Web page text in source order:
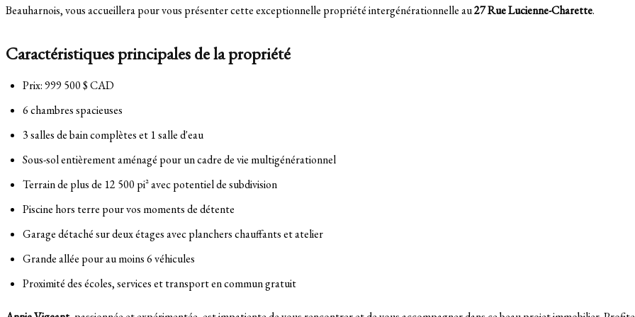
Beauharnois, vous accueillera pour vous présenter cette exceptionnelle propriété intergénérationnelle au27 Rue Lucienne-Charette.
Caractéristiques principales de la propriété
Prix: 999 500 $ CAD
6 chambres spacieuses
3 salles de bain complètes et 1 salle d'eau
Sous-sol entièrement aménagé pour un cadre de vie multigénérationnel
Terrain de plus de 12 500 pi² avec potentiel de subdivision
Piscine hors terre pour vos moments de détente
Garage détaché sur deux étages avec planchers chauffants et atelier
Grande allée pour au moins 6 véhicules
Proximité des écoles, services et transport en commun gratuit